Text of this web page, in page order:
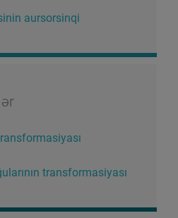
aursorsinqi
transformasiyası